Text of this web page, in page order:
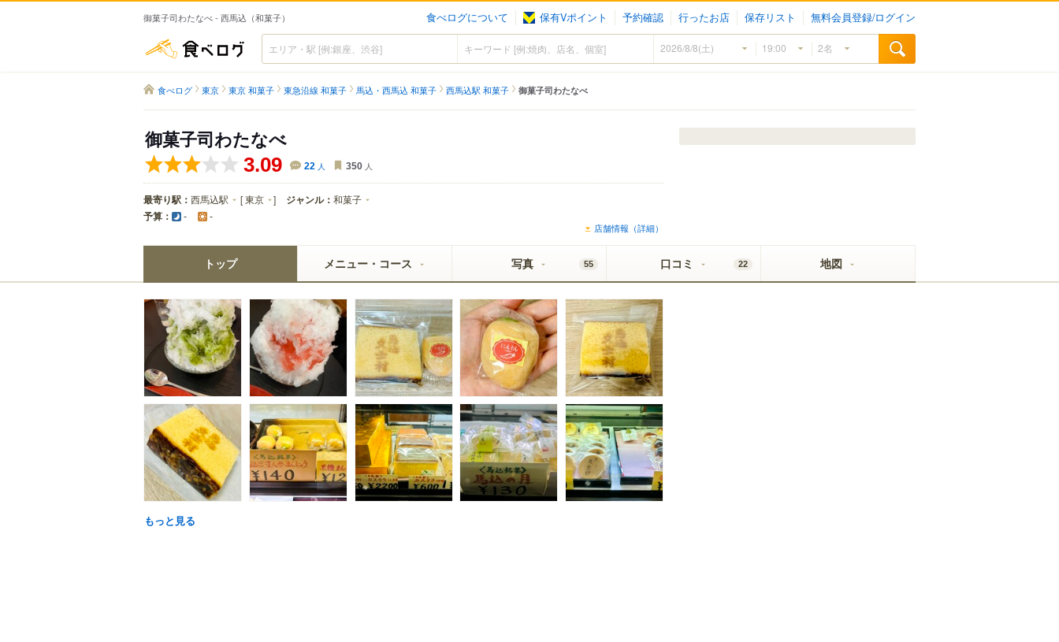
御菓子司わたなべ - 西馬込（和菓子） 食べログについて 保有Vポイント 予約確認 行ったお店 保存リスト 無料会員登録/ログイン
食べログ
食べログ 東京 東京 和菓子 東急沿線 和菓子 馬込・西馬込 和菓子 西馬込駅 和菓子 御菓子司わたなべ
御菓子司わたなべ
3.09 22 人 350 人
最寄り駅： 西馬込駅 [東京 ] ジャンル： 和菓子
予算： - -
店舗情報（詳細）
トップ メニュー・コース 写真 55 口コミ 22 地図
もっと見る